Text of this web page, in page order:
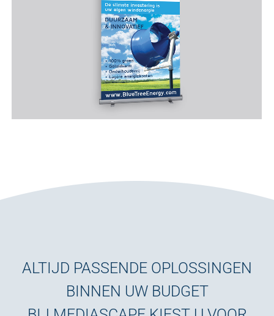
ALTIJD PASSENDE OPLOSSINGEN
BINNEN UW BUDGET